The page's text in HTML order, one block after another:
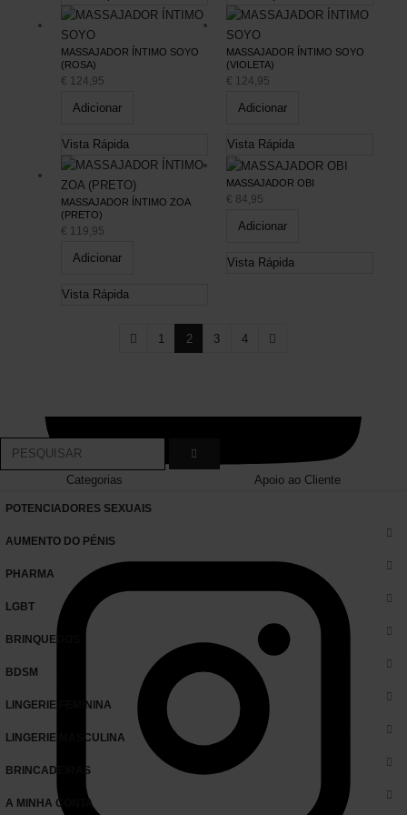
MASSAJADOR ÍNTIMO SOYO
(ROSA)
€ 124,95
Adicionar
Vista Rápida
MASSAJADOR ÍNTIMO SOYO
(VIOLETA)
€ 124,95
Adicionar
Vista Rápida
MASSAJADOR ÍNTIMO ZOA
(PRETO)
€ 119,95
Adicionar
Vista Rápida
MASSAJADOR OBI
€ 84,95
Adicionar
Vista Rápida
1 2 3 4
Categorias Apoio ao Cliente
POTENCIADORES SEXUAIS
AUMENTO DO PÉNIS
PHARMA
LGBT
BRINQUEDOS
BDSM
LINGERIE FEMININA
LINGERIE MASCULINA
BRINCADEIRAS
A MINHA CONTA